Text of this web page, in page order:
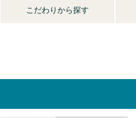
こだわりから探す